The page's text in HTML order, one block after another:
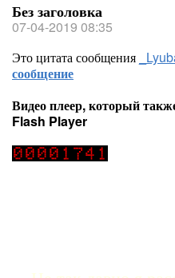
Без заголовка
07-04-2019 08:35
Это цитата сообщения
сообщение
Видео плеер, который
Flash Player